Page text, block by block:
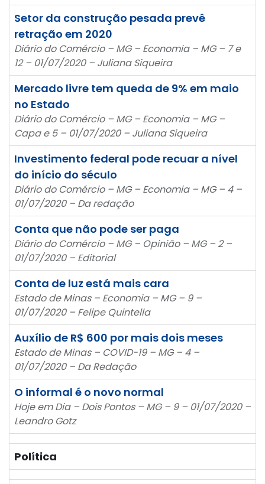
Setor da construção pesada prevê
retração em 2020
Diário do Comércio – MG – Economia – MG – 7 e
12 – 01/07/2020 – Juliana Siqueira
Mercado livre tem queda de 9% em maio
no Estado
Diário do Comércio – MG – Economia – MG –
Capa e 5 – 01/07/2020 – Juliana Siqueira
Investimento federal pode recuar a nível
do início do século
Diário do Comércio – MG – Economia – MG – 4 –
01/07/2020 – Da redação
Conta que não pode ser paga
Diário do Comércio – MG – Opinião – MG – 2 –
01/07/2020 – Editorial
Conta de luz está mais cara
Estado de Minas – Economia – MG – 9 –
01/07/2020 – Felipe Quintella
Auxílio de R$ 600 por mais dois meses
Estado de Minas – COVID-19 – MG – 4 –
01/07/2020 – Da Redação
O informal é o novo normal
Hoje em Dia – Dois Pontos – MG – 9 – 01/07/2020 –
Leandro Gotz
Política